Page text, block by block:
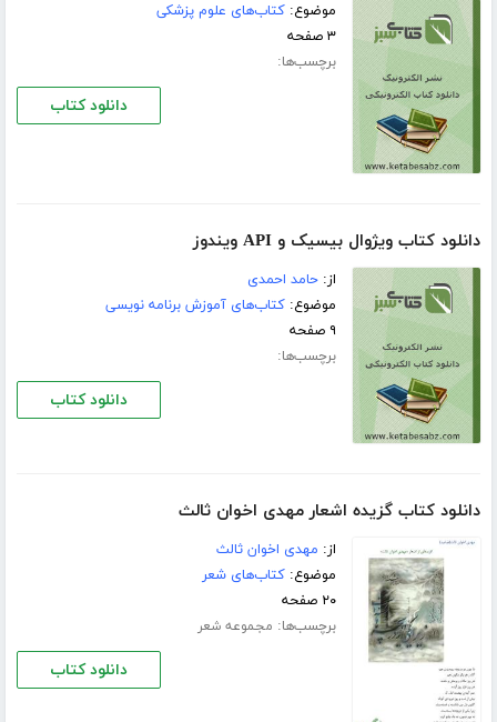
موضوع:کتاب‌های علوم پزشکی
۳ صفحه
برچسب‌ها:
دانلود کتاب
دانلود کتاب ویژوال بیسیک و API ویندوز
از:حامد احمدی
موضوع:کتاب‌های آموزش برنامه نویسی
۹ صفحه
برچسب‌ها:
دانلود کتاب
دانلود کتاب گزیده اشعار مهدی اخوان ثالث
از: مهدی اخوان ثالث
موضوع:کتاب‌های شعر
۲۰ صفحه
برچسب‌ها: مجموعه شعر
دانلود کتاب